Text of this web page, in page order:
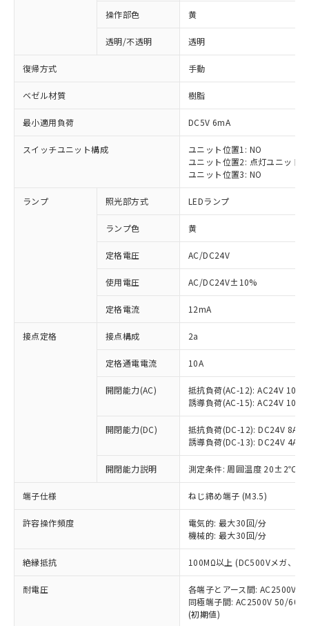
操作部色 黄
透明/不透明 透明
復帰方式 手動
ベゼル材質 樹脂
最小適用負荷 DC5V 6mA
スイッチユニット構成
ユニット位置1: NO
ユニット位置2: 点灯ユニット
ユニット位置3: NO
ランプ 照光部方式 LEDランプ
ランプ色 黄
定格電圧 AC/DC24V
使用電圧 AC/DC24V±10%
定格電流 12mA
接点定格 接点構成 2a
定格通電電流 10A
開閉能力(AC)
抵抗負荷(AC-12): AC24V 10A/
誘導負荷(AC-15): AC24V
開閉能力(DC)
抵抗負荷(DC-12): DC24V 8A/
誘導負荷(DC-13): DC24V 4A/
開閉能力説明 測定条件: 周囲温度 20±2℃、
端子仕様 ねじ締め端子 (M3.5)
許容操作頻度
電気的: 最大30回/分
機械的: 最大30回/分
絶縁抵抗 100MΩ以上 (DC500Vメガ、点
耐電圧
各端子とアース間: AC2500V
同極端子間: AC2500V 50/
(初期値)
ご利用条件
以下の条件をお読みいただき、同意のうえ
ご利用ください。
本サービスは、当社制御機器事業取扱
商品の当社在庫状況および標準価格
(税抜)を提供させていただくもので
当社制御機器事業取扱商品の中には、
本サービスの対象外となる商品もある
ことをご了承ください。
在庫状況および標準価格照会結果は、
記載している更新日時点での社内デー
タに基づき作成されるものであり、閲
覧された時点での実際の在庫および標
準価格とは異なる場合があることをご
※1 対応状況
対応済み：EU RoHS指令（10物質）の
非含有に対応した製品が提供可能な商品で
す。
対応予定：EU RoHS指令（10物質）の非含
有に対応した製品に切り替える予定のある
対応予定なし：EU RoHS指令（10物質）の
非含有に非対応の商品で、対応品を出す予
定はありません。
調査・確認中：EU RoHS指令（10物質）の
非含有の対応状況を調査中または確認中の
非該当品：ライセンス料など無形物で、有
害物質有無と関係のない商品です。
仕入先様の事情により、非含有部品として
いたものが、含有品と判明した場合などや
むを得ず変更することがあります。
六価クロム(Cr(Ⅵ)) 1000ppm以下、ポリ臭化ビフェニル
類(PBB) 1000ppm以下、ポリ臭化ジフェニルエーテル類
「○」：最大均質材料含有率が中国RoHSの
基準値以下であることを示します。
「×」：最大均質材料含有率が中国RoHSの
基準値を超えていることを示します。
「－」：未確認です。当社販売部門へお問
*中国RoHS10物質の基準値 (GB/T26572)：
Pb(鉛) :1000ppm、 Hg(水銀) : 1000ppm、 Cd(カドミウ
Cr(Ⅵ)(六価クロム) : 1000ppm、 PBBs(ポリ臭化ビフェ
当社は、これら貴社製品のうち、外国
為替および外国貿易法に定める商品
（以下｢規制貨物等」という）を輸出
または国外への提供する場合は、日本
国政府の輸出許可(または役務取引許
可)を取得するなどの必要な手続きを